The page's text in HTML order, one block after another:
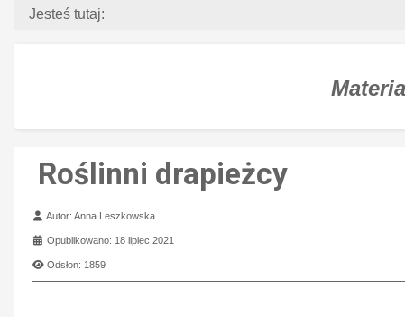
Jesteś tutaj:
Roślinni drapieżcy
Szczegóły
Autor:Anna Leszkowska
Opublikowano: 18 lipiec 2021
Odsłon: 1859